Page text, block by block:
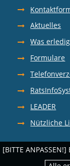
Aktuelles
Was
Formulare
LEADER
Nützliche
[BITTE